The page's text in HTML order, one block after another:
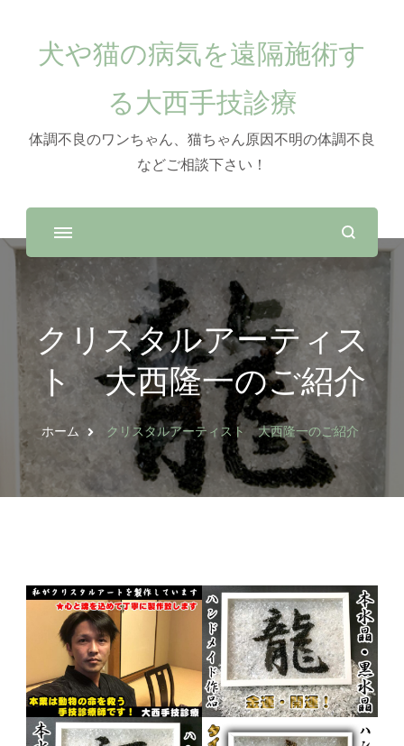
犬や猫の病気を遠隔施術す
る大西手技診療
体調不良のワンちゃん、猫ちゃん原因不明の体調不良
などご相談下さい！
クリスタルアーティス
ト 大西隆一のご紹介
ホーム クリスタルアーティスト 大西隆一のご紹介